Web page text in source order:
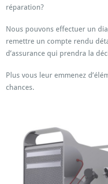
réparation?
Nous pouvons effectuer un
remettre un compte rendu
d’assurance qui prendra la
Plus vous leur emmenez
chances.